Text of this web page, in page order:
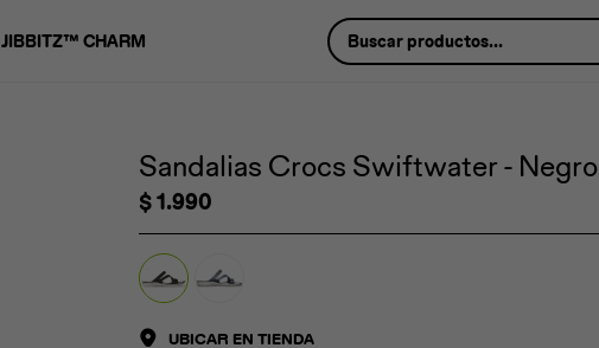
JIBBITZ™ CHARM
Sandalias Crocs Swiftwater - Negro
$1.990
UBICAR EN TIENDA